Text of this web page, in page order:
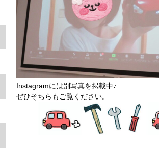
Instagramには別写真を掲載中♪
ぜひそちらもご覧ください。